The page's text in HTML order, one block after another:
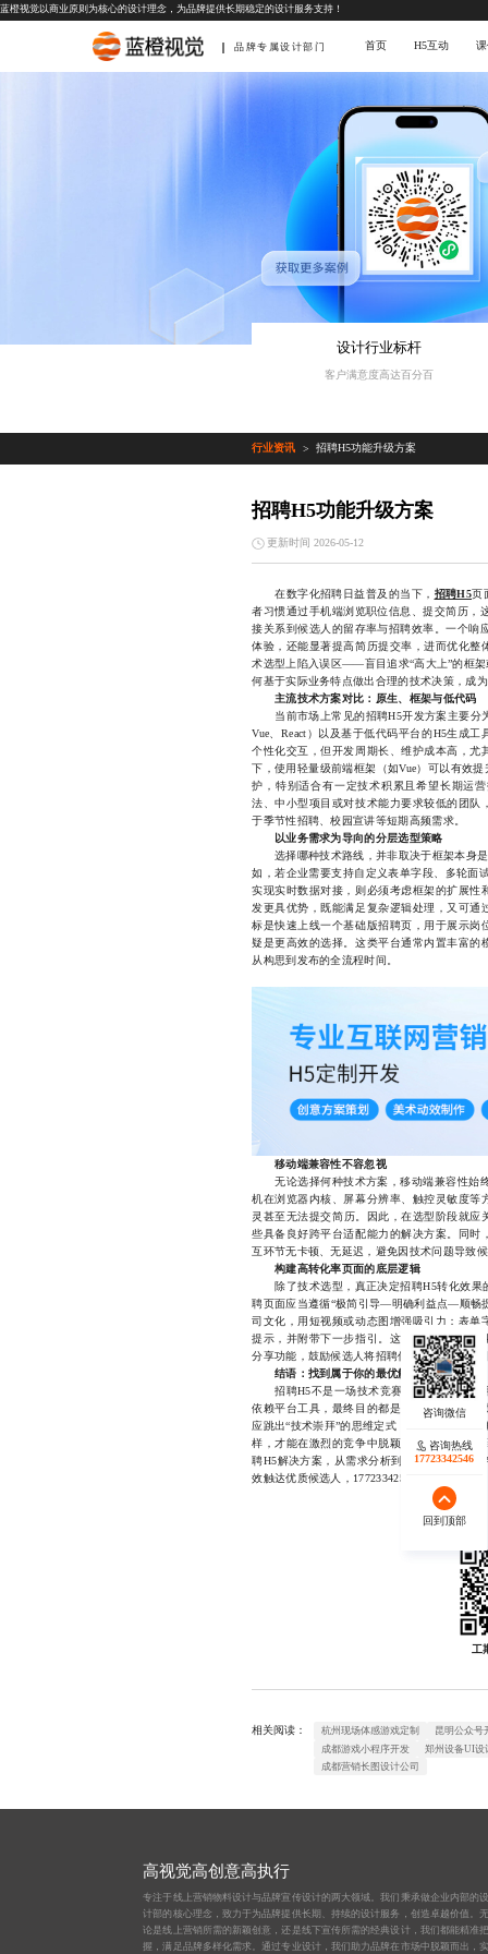
蓝橙视觉以商业原则为核心的设计理念，为品牌提供长期稳定的设计服务支持！
品牌专属设计部门 首页 H5互动
设计行业标杆
客户满意度高达百分百
行业资讯 > 招聘H5功能升级方案
招聘H5功能升级方案
更新时间 2026-05-12
在数字化招聘日益普及的当下， 招聘H5页
者习惯通过手机端浏览职位信息、提交简历，
接关系到候选人的留存率与招聘效率。一个响
体验，还能显著提高简历提交率，进而优化
术选型上陷入误区——盲目追求“高大上”的框
何基于实际业务特点做出合理的技术决策，成
主流技术方案对比：原生、框架与低代码
当前市场上常见的招聘H5开发方案主要分
Vue、React）以及基于低代码平台的H5生成
个性化交互，但开发周期长、维护成本高，
下，使用轻量级前端框架（如Vue）可以有效
护，特别适合有一定技术积累且希望长期运
法、中小型项目或对技术能力要求较低的团
于季节性招聘、校园宣讲等短期高频需求。
以业务需求为导向的分层选型策略
选择哪种技术路线，并非取决于框架本身是
如，若企业需要支持自定义表单字段、多轮面
实现实时数据对接，则必须考虑框架的扩展
发更具优势，既能满足复杂逻辑处理，又可
标是快速上线一个基础版招聘页，用于展示
疑是更高效的选择。这类平台通常内置丰富
从构思到发布的全流程时间。
移动端兼容性不容忽视
无论选择何种技术方案，移动端兼容性始
机在浏览器内核、屏幕分辨率、触控灵敏度
灵甚至无法提交简历。因此，在选型阶段就
些具备良好跨平台适配能力的解决方案。同
互环节无卡顿、无延迟，避免因技术问题导致
构建高转化率页面的底层逻辑
除了技术选型，真正决定招聘H5转化效果
聘页面应当遵循“极简引导—明确利益点—顺畅
司文化，用短视频或动态图增强吸引力；表
提示，并附带下一步指引。这些看似微小的
分享功能，鼓励候选人将招聘信息转发至朋友
结语：找到属于你的最优解
招聘H5不是一场技术竞赛，而是一次围绕
依赖平台工具，最终目的都是为了打造一个
应跳出“技术崇拜”的思维定式，回归本质——
样，才能在激烈的竞争中脱颖而出，真正吸
聘H5解决方案，从需求分析到页面交付全程
效触达优质候选人，17723342546
工
相关阅读： 杭州现场体感游戏定制
昆明公众号
成都游戏小程序开发
郑州设备UI设
成都营销长图设计公司
咨询热线
17723342546
回到顶部
咨询热线
17723342546
回到顶部
高视觉高创意高执行
专注于线上营销物料设计与品牌宣传设计的两大领域。我们秉承做企业内部的
计部的核心理念，致力于为品牌提供长期、持续的设计服务，创造卓越价值。
论是线上营销所需的新颖创意，还是线下宣传所需的经典设计，我们都能精准
握，满足品牌多样化需求。通过专业设计，我们助力品牌在市场中脱颖而出，